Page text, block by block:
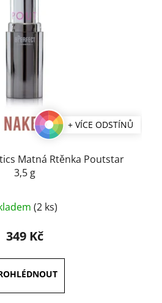
+ VÍCE ODSTÍNŮ
Matná Rtěnka Poutstar
3,5 g
hodnocení
produktu
4,5
z
5
(2 ks)
349 Kč